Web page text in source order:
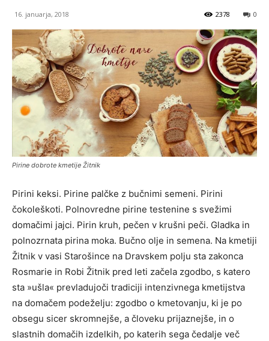
16. januarja, 2018 0
2378
Pirine dobrote kmetije Žitnik
Pirini keksi. Pirine palčke z bučnimi semeni. Pirini
čokoleškoti. Polnovredne pirine testenine s svežimi
domačimi jajci. Pirin kruh, pečen v krušni peči. Gladka in
polnozrnata pirina moka. Bučno olje in semena. Na kmetiji
Žitnik v vasi Starošince na Dravskem polju sta zakonca
Rosmarie in Robi Žitnik pred leti začela zgodbo, s katero
sta »ušla« prevladujoči tradiciji intenzivnega kmetijstva
na domačem podeželju: zgodbo o kmetovanju, ki je po
obsegu sicer skromnejše, a človeku prijaznejše, in o
slastnih domačih izdelkih, po katerih sega čedalje več